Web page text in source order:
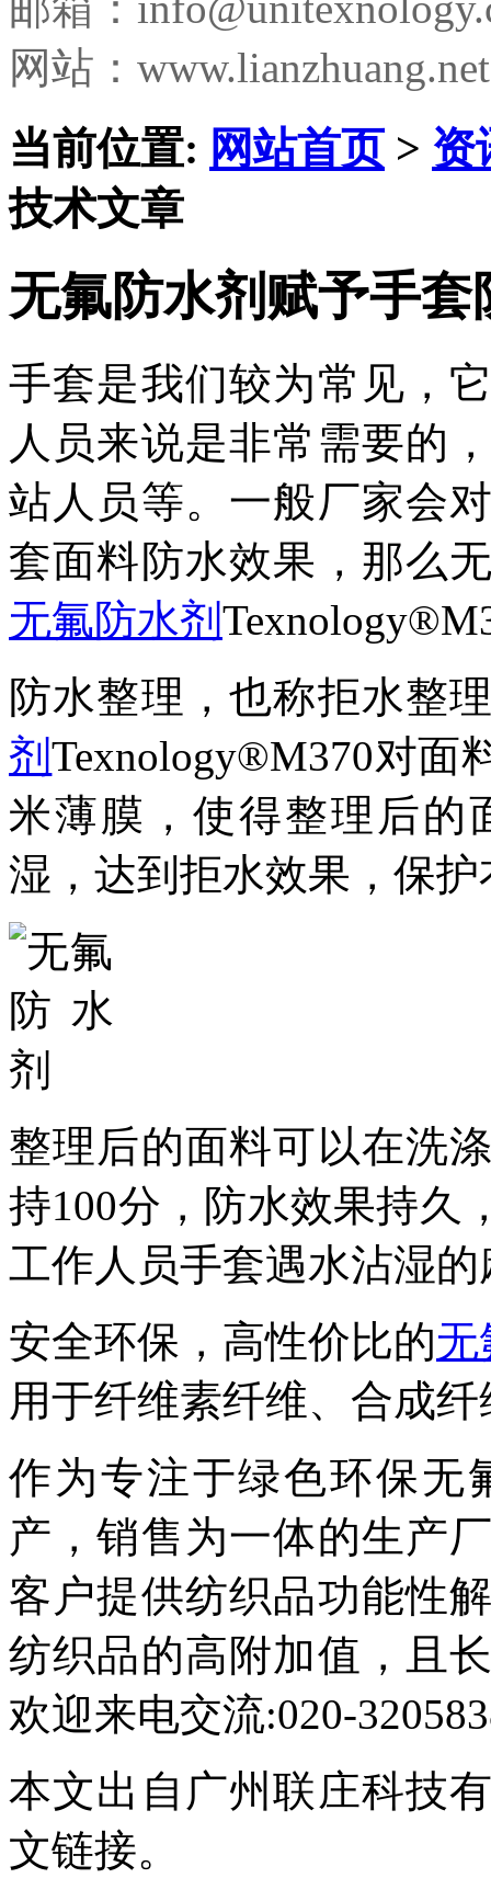
网站：www.lianzhuang.net
当前位置: 网站首页> 资
技术文章
无氟防水剂赋予手套
手套是我们较为常见，
人员来说是非常需要的
站人员等。一般厂家会
套面料防水效果，那么
无氟防水剂
防水整理，也称拒水整
剂Texnology®M370对面
米薄膜，使得整理后的
湿，达到拒水效果， 保护
整理后的面料可以在洗
持100分，防水效果持久
工作人员手套遇水沾湿的
安全环保，高性价比的无
用于纤维素纤维、合成
作为专注于绿色环保无
产，销售为一体的生产
客户提供纺织品功能性
纺织品的高附加值，且
欢迎来电交流:020-
本文出自广州联庄科技
文链接。